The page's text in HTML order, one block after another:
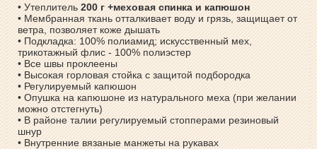
• Утеплитель200 г +меховая спинка и капюшон
• Мембранная ткань отталкивает воду и грязь, защищает от
ветра, позволяет коже дышать
• Подкладка: 100% полиамид; искусственный мех,
трикотажный флис - 100% полиэстер
• Все швы проклеены
• Высокая горловая стойка с защитой подбородка
• Регулируемый капюшон
• Опушка на капюшоне из натурального меха (при желании
можно отстегнуть)
• В районе талии регулируемый стопперами резиновый
шнур
• Внутренние вязаные манжеты на рукавах